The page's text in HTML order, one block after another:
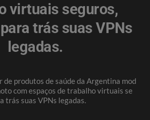
virtuais seguros,
trás suas VPNs
legadas.
produtos de saúde da Argentina mod
com espaços de trabalho virtuais se
trás suas VPNs legadas.